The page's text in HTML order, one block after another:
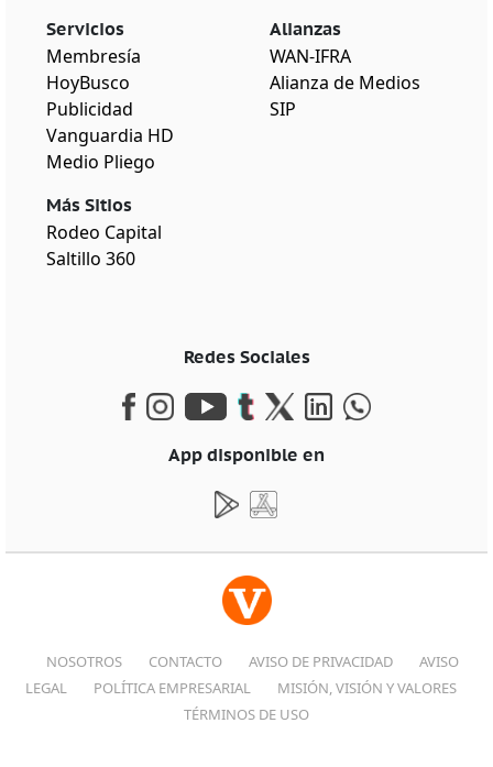
Servicios
Membresía
HoyBusco
Publicidad
Vanguardia HD
Medio Pliego
Más Sitios
Rodeo Capital
Saltillo 360
Alianzas
WAN-IFRA
Alianza de Medios
SIP
Redes Sociales
App disponible en
NOSOTROS CONTACTO AVISO DE PRIVACIDAD
AVISO
LEGAL
POLÍTICA EMPRESARIAL
MISIÓN, VISIÓN Y VALORES
TÉRMINOS DE USO